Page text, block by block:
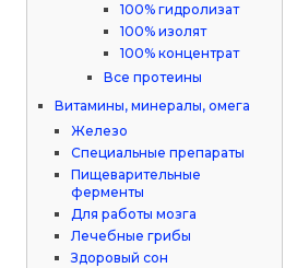
100% гидролизат
100% изолят
100% концентрат
Все протеины
Витамины, минералы, омега
Железо
Специальные препараты
Пищеварительные
ферменты
Для работы мозга
Лечебные грибы
Здоровый сон